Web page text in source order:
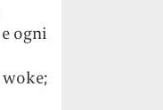
ogni